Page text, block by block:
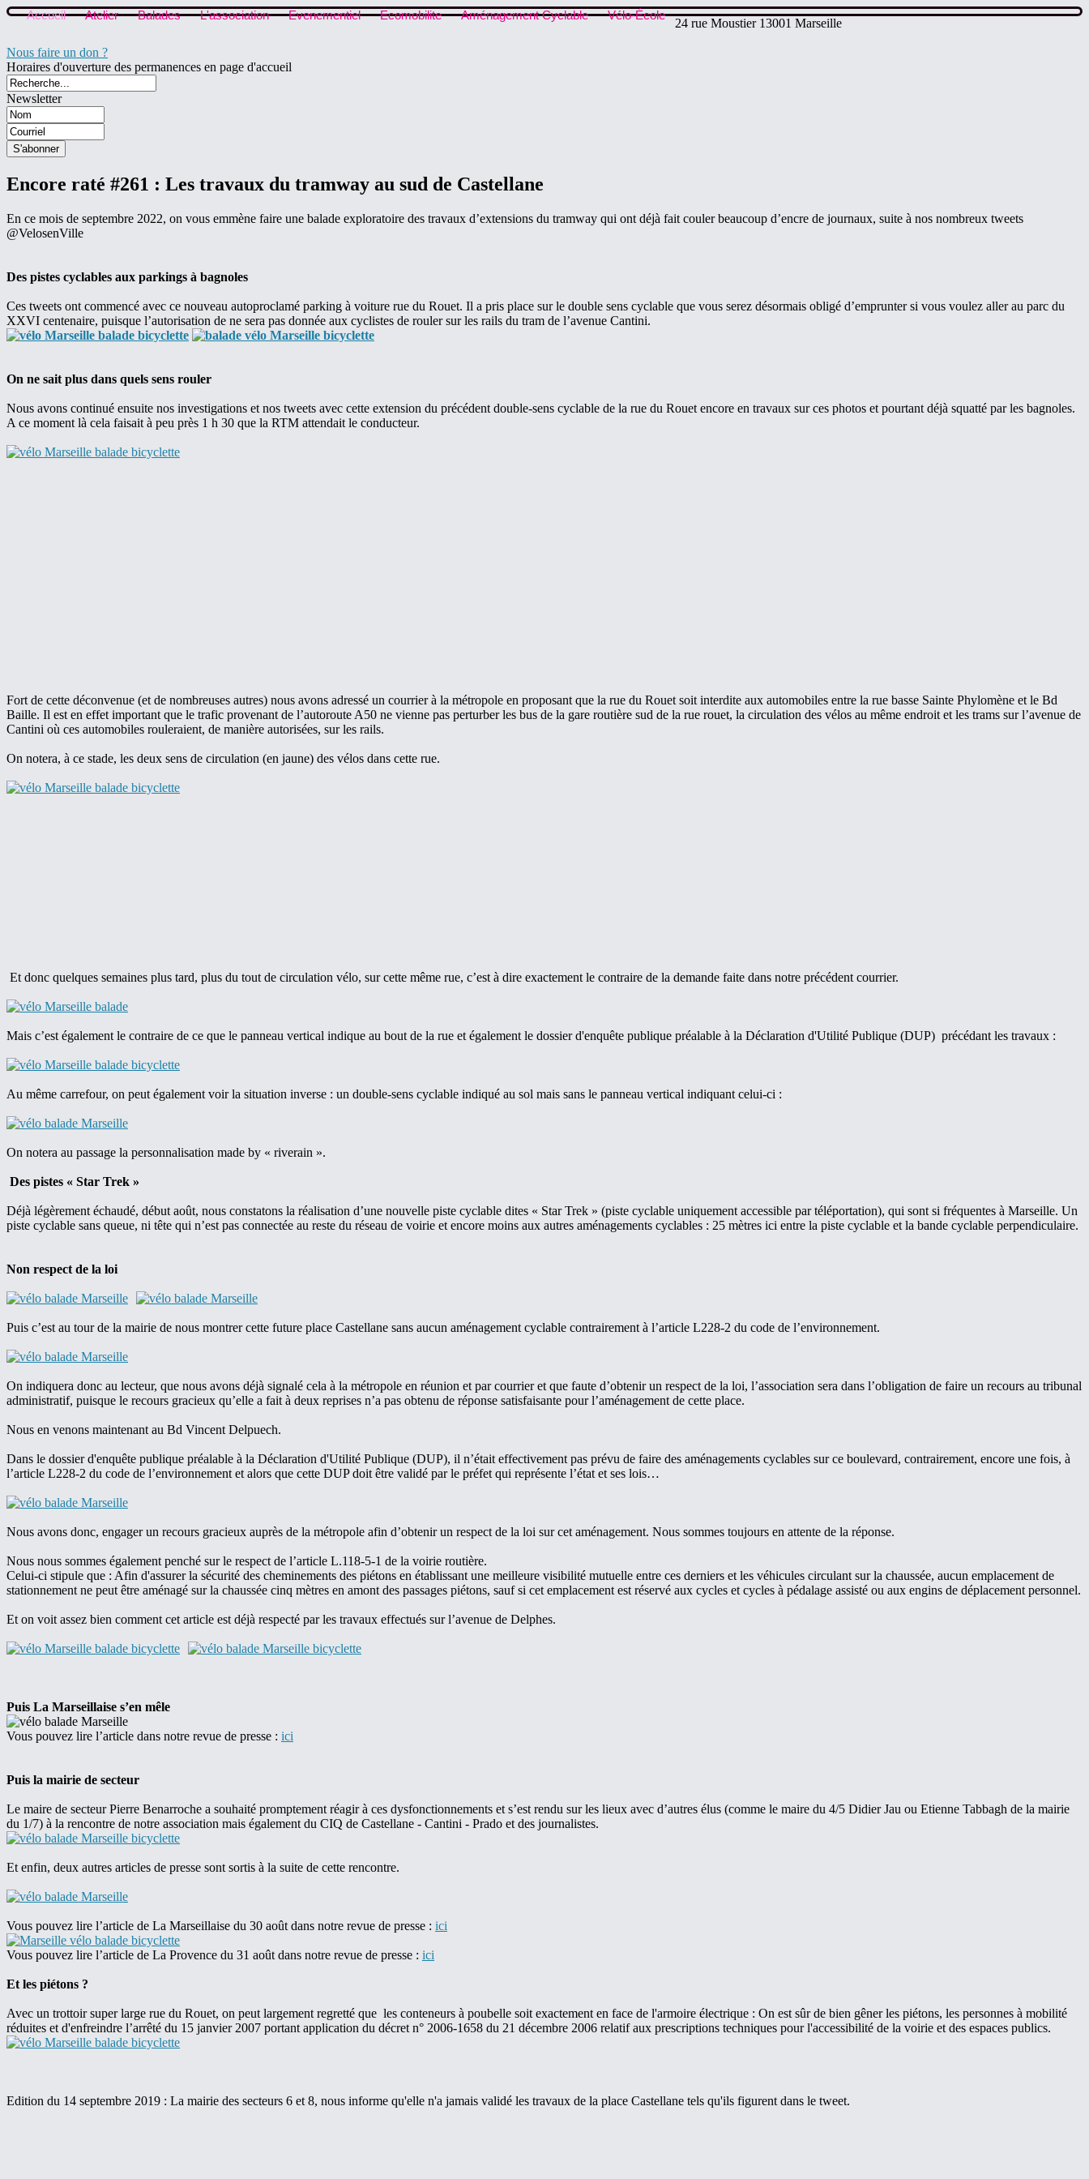
Accueil Atelier Balades L'association Evenementiel Ecomobilite Aménagement Cyclable Vélo-École
24 rue Moustier 13001 Marseille
Nous faire un don ?
Horaires d'ouverture des permanences en page d'accueil
Newsletter
Encore raté #261 : Les travaux du tramway au sud de Castellane
En ce mois de septembre 2022, on vous emmène faire une balade exploratoire des travaux d’extensions du tramway qui ont déjà fait couler beaucoup d’encre de journaux, suite à nos nombreux tweets
@VelosenVille
Des pistes cyclables aux parkings à bagnoles
Ces tweets ont commencé avec ce nouveau autoproclamé parking à voiture rue du Rouet. Il a pris place sur le double sens cyclable que vous serez désormais obligé d’emprunter si vous voulez aller au parc du
XXVI centenaire, puisque l’autorisation de ne sera pas donnée aux cyclistes de rouler sur les rails du tram de l’avenue Cantini.
On ne sait plus dans quels sens rouler
Nous avons continué ensuite nos investigations et nos tweets avec cette extension du précédent double-sens cyclable de la rue du Rouet encore en travaux sur ces photos et pourtant déjà squatté par les bagnoles.
A ce moment là cela faisait à peu près 1 h 30 que la RTM attendait le conducteur.
Fort de cette déconvenue (et de nombreuses autres) nous avons adressé un courrier à la métropole en proposant que la rue du Rouet soit interdite aux automobiles entre la rue basse Sainte Phylomène et le Bd
Baille. Il est en effet important que le trafic provenant de l’autoroute A50 ne vienne pas perturber les bus de la gare routière sud de la rue rouet, la circulation des vélos au même endroit et les trams sur l’avenue de
Cantini où ces automobiles rouleraient, de manière autorisées, sur les rails.
On notera, à ce stade, les deux sens de circulation (en jaune) des vélos dans cette rue.
Et donc quelques semaines plus tard, plus du tout de circulation vélo, sur cette même rue, c’est à dire exactement le contraire de la demande faite dans notre précédent courrier.
Mais c’est également le contraire de ce que le panneau vertical indique au bout de la rue et également le dossier d'enquête publique préalable à la Déclaration d'Utilité Publique (DUP) précédant les travaux :
Au même carrefour, on peut également voir la situation inverse : un double-sens cyclable indiqué au sol mais sans le panneau vertical indiquant celui-ci :
On notera au passage la personnalisation made by « riverain ».
Des pistes « Star Trek »
Déjà légèrement échaudé, début août, nous constatons la réalisation d’une nouvelle piste cyclable dites « Star Trek » (piste cyclable uniquement accessible par téléportation), qui sont si fréquentes à Marseille. Un
piste cyclable sans queue, ni tête qui n’est pas connectée au reste du réseau de voirie et encore moins aux autres aménagements cyclables : 25 mètres ici entre la piste cyclable et la bande cyclable perpendiculaire.
Non respect de la loi
Puis c’est au tour de la mairie de nous montrer cette future place Castellane sans aucun aménagement cyclable contrairement à l’article L228-2 du code de l’environnement.
On indiquera donc au lecteur, que nous avons déjà signalé cela à la métropole en réunion et par courrier et que faute d’obtenir un respect de la loi, l’association sera dans l’obligation de faire un recours au tribunal
administratif, puisque le recours gracieux qu’elle a fait à deux reprises n’a pas obtenu de réponse satisfaisante pour l’aménagement de cette place.
Nous en venons maintenant au Bd Vincent Delpuech.
Dans le dossier d'enquête publique préalable à la Déclaration d'Utilité Publique (DUP), il n’était effectivement pas prévu de faire des aménagements cyclables sur ce boulevard, contrairement, encore une fois, à
l’article L228-2 du code de l’environnement et alors que cette DUP doit être validé par le préfet qui représente l’état et ses lois…
Nous avons donc, engager un recours gracieux auprès de la métropole afin d’obtenir un respect de la loi sur cet aménagement. Nous sommes toujours en attente de la réponse.
Nous nous sommes également penché sur le respect de l’article L.118-5-1 de la voirie routière.
Celui-ci stipule que : Afin d'assurer la sécurité des cheminements des piétons en établissant une meilleure visibilité mutuelle entre ces derniers et les véhicules circulant sur la chaussée, aucun emplacement de
stationnement ne peut être aménagé sur la chaussée cinq mètres en amont des passages piétons, sauf si cet emplacement est réservé aux cycles et cycles à pédalage assisté ou aux engins de déplacement personnel.
Et on voit assez bien comment cet article est déjà respecté par les travaux effectués sur l’avenue de Delphes.
Puis La Marseillaise s’en mêle
Vous pouvez lire l’article dans notre revue de presse : ici
Puis la mairie de secteur
Le maire de secteur Pierre Benarroche a souhaité promptement réagir à ces dysfonctionnements et s’est rendu sur les lieux avec d’autres élus (comme le maire du 4/5 Didier Jau ou Etienne Tabbagh de la mairie
du 1/7) à la rencontre de notre association mais également du CIQ de Castellane - Cantini - Prado et des journalistes.
Et enfin, deux autres articles de presse sont sortis à la suite de cette rencontre.
Vous pouvez lire l’article de La Marseillaise du 30 août dans notre revue de presse : ici
Vous pouvez lire l’article de La Provence du 31 août dans notre revue de presse : ici
Et les piétons ?
Avec un trottoir super large rue du Rouet, on peut largement regretté que les conteneurs à poubelle soit exactement en face de l'armoire électrique : On est sûr de bien gêner les piétons, les personnes à mobilité
réduites et d'enfreindre l’arrêté du 15 janvier 2007 portant application du décret n° 2006-1658 du 21 décembre 2006 relatif aux prescriptions techniques pour l'accessibilité de la voirie et des espaces publics.
Edition du 14 septembre 2019 : La mairie des secteurs 6 et 8, nous informe qu'elle n'a jamais validé les travaux de la place Castellane tels qu'ils figurent dans le tweet.